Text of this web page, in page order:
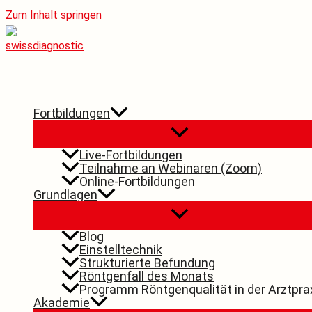
Zum Inhalt springen
Fortbildungen
Live-Fortbildungen
Teilnahme an Webinaren (Zoom)
Online-Fortbildungen
Grundlagen
Blog
Einstelltechnik
Strukturierte Befundung
Röntgenfall des Monats
Programm Röntgenqualität in der
Akademie